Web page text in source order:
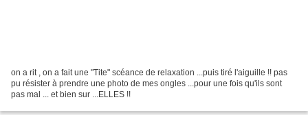
on a rit , on a fait une "Tite" scéance de relaxation ...puis tiré l'aiguille !! pas
pu résister à prendre une photo de mes ongles ...pour une fois qu'ils sont
pas mal ... et bien sur ...ELLES !!